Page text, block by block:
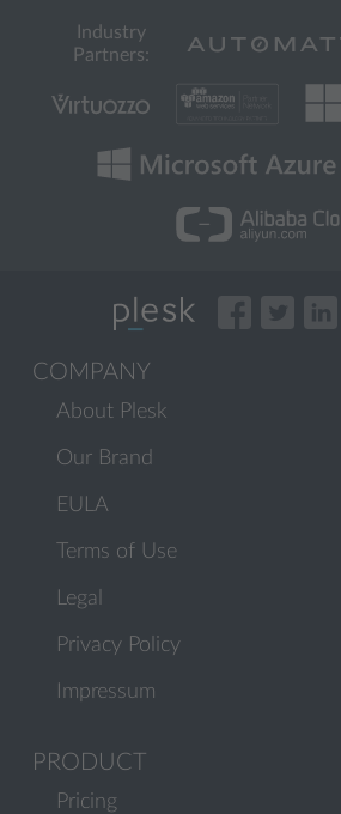
Industry
Partners:
COMPANY
About Plesk
Our Brand
EULA
Terms of Use
Legal
Privacy Policy
Impressum
PRODUCT
Pricing